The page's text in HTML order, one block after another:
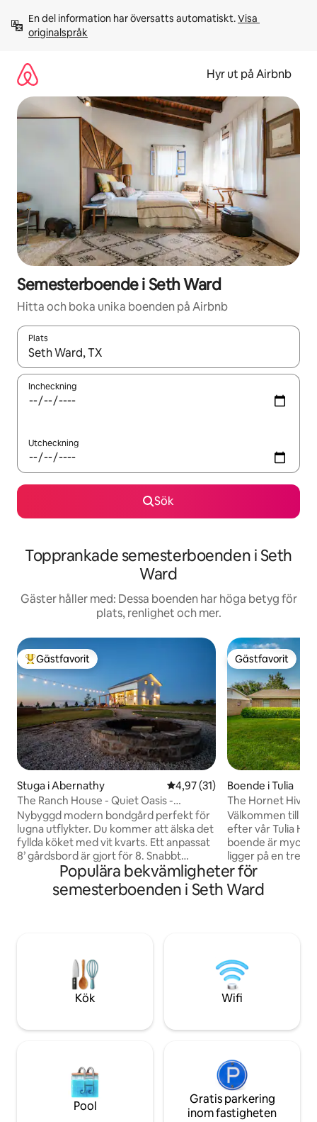
innehåll
En del information har översatts automatiskt. Visa
originalspråk
Hyr ut på Airbnb
Semesterboende i Seth Ward
Hitta och boka unika boenden på Airbnb
Plats
När resultaten är tillgängliga kan du navigera med upp- och
Incheckning
Utcheckning
Sök
Topprankade semesterboenden i Seth
Ward
Gäster håller med: Dessa boenden har höga betyg för
plats, renlighet och mer.
Populär gästfavorit
Gästfavorit
Stuga i Abernathy 4,97 av 5 i genomsnittligt
4,97 (31)
The Ranch House - Quiet Oasis -
Sovplatser 8
Nybyggd modern bondgård perfekt för
lugna utflykter. Du kommer att älska det
fyllda köket med vit kvarts. Ett anpassat
8’ gårdsbord är gjort för 8. Snabbt
fiberinternet för streaming av dina
enheter och en 4K 55' TV i
vardagsrummet. Nedervåningen har ett
queen-sängar och en enkelsäng. En
täckt veranda med utsikt över hästsko
och eldstad, tankpool och fantastiska
solnedgångar i dalen!
Gästfavorit
Gästfavorit
Boende i Tulia
The Hornet
Välkommen till
efter vår Tulia
boende är
ligger på en
bekvämligheter
Detta boende
ett huvudfokus
kök, nya badrum
bekvämligheter
oavsett om du
familjen! Boka nu!
Populära bekvämligheter för
semesterboenden i Seth Ward
Kök Wifi
Pool
Gratis parkering
inom fastigheten